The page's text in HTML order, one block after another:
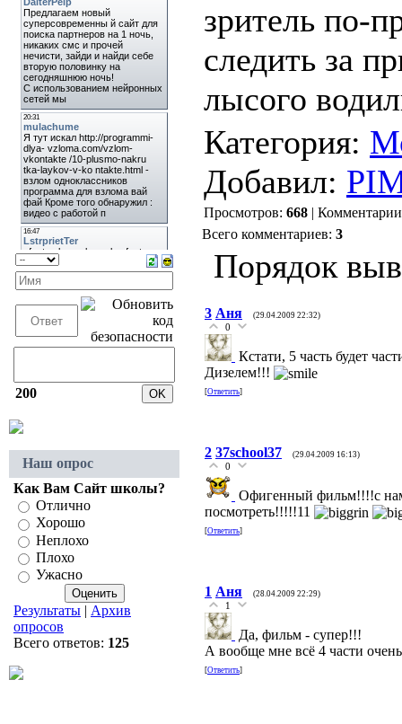
200
Наш опрос
Как Вам Сайт школы?
Отлично
Хорошо
Неплохо
Плохо
Ужасно
Результаты | Архив
опросов
Всего ответов: 125
зритель по-
следить за
лысого
Категория:
Добавил:
Просмотров: 668 |
Всего комментариев: 3
Порядок
3 Аня (29.04.2009 22:32)
0
Кстати, 5 часть будет
Дизелем!!!
[Ответить]
2 37school37 (29.04.2009 16:13)
0
Офигенный фильм!!!!с
посмотреть!!!!!11
[Ответить]
1 Аня (28.04.2009 22:29)
1
Да, фильм - супер!!!
А вообще мне всё 4 части
[Ответить]